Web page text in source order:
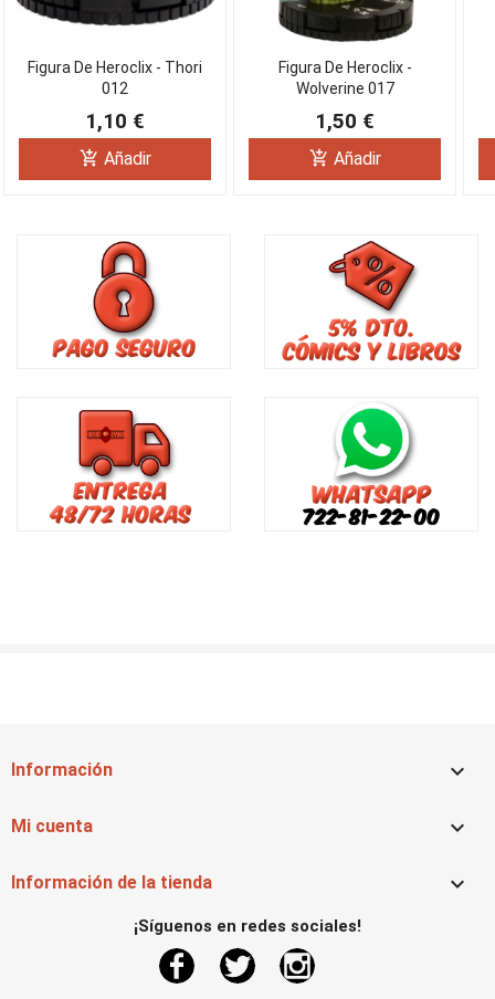
Figura De Heroclix - Thori
012
1,10 €
add_shopping_cart Añadir
Figura De Heroclix -
Wolverine 017
1,50 €
add_shopping_cart Añadir
Información 
Mi cuenta 
Información de la tienda 
¡Síguenos en redes sociales!
FacebookTwitter